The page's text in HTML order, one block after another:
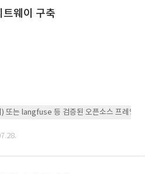
웨이 구축
또는 langfuse 등 검증된 오픈소스 프레임워